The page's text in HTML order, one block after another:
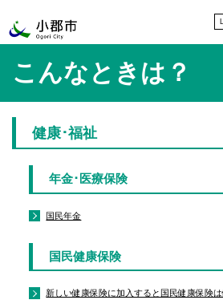
こんなときは？
健康･福祉
年金･医療保険
国民年金
国民健康保険
新しい健康保険に加入すると国民健康保険